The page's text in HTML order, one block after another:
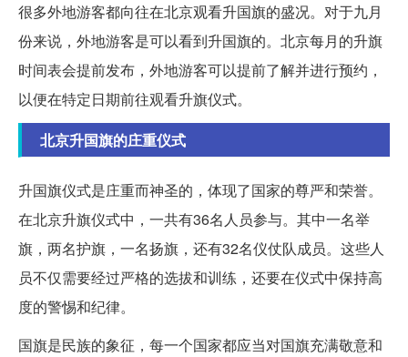
很多外地游客都向往在北京观看升国旗的盛况。对于九月
份来说，外地游客是可以看到升国旗的。北京每月的升旗
时间表会提前发布，外地游客可以提前了解并进行预约，
以便在特定日期前往观看升旗仪式。
北京升国旗的庄重仪式
升国旗仪式是庄重而神圣的，体现了国家的尊严和荣誉。
在北京升旗仪式中，一共有36名人员参与。其中一名举
旗，两名护旗，一名扬旗，还有32名仪仗队成员。这些人
员不仅需要经过严格的选拔和训练，还要在仪式中保持高
度的警惕和纪律。
国旗是民族的象征，每一个国家都应当对国旗充满敬意和